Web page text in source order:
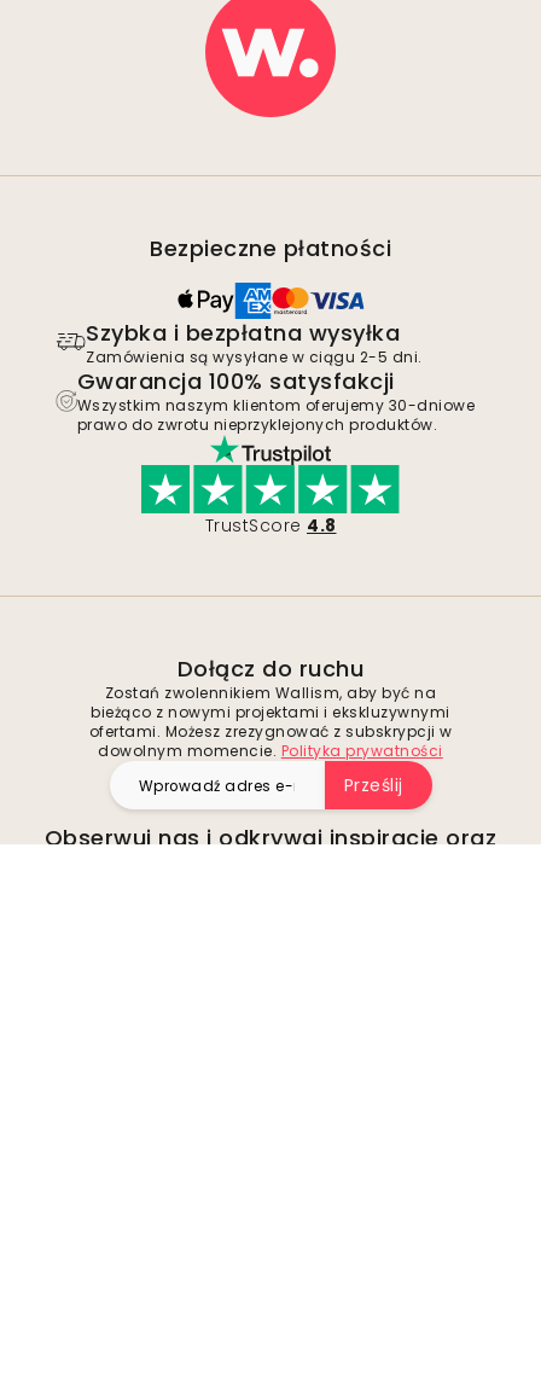
Bezpieczne płatności
Szybka i bezpłatna wysyłka
Zamówienia są wysyłane w ciągu 2-5 dni.
Gwarancja 100% satysfakcji
Wszystkim naszym klientom oferujemy 30-dniowe
prawo do zwrotu nieprzyklejonych produktów.
TrustScore 4.8
Dołącz do ruchu
Zostań zwolennikiem Wallism, aby być na
bieżąco z nowymi projektami i ekskluzywnymi
ofertami. Możesz zrezygnować z subskrypcji w
dowolnym momencie. Polityka prywatności
Prześlij
Obserwuj nas i odkrywaj inspiracje oraz